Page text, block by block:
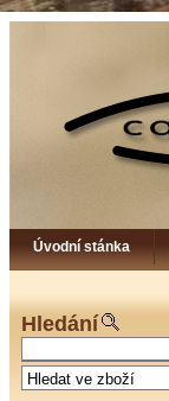
Úvodní stánka
Hledání